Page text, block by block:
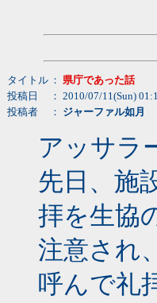
タイトル ： 県庁であった話
投稿日
： 2010/07/11(Sun)
投稿者
： ジャーファル如月
アッサラ
先日、施
拝を生協
注意され
呼んで礼